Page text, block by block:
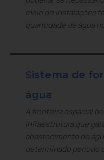
meio de instalações
quantidade de água
Sistema de
água
A fronteira espacial
infraestrutura que
abastecimento de
determinado período